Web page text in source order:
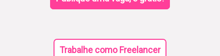
Trabalhe como Freelancer